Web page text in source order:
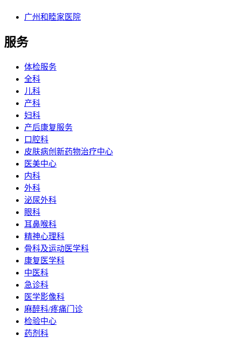
广州和睦家医院
服务
体检服务
全科
儿科
产科
妇科
产后康复服务
口腔科
皮肤病创新药物治疗中心
医美中心
内科
外科
泌尿外科
眼科
耳鼻喉科
精神心理科
骨科及运动医学科
康复医学科
中医科
急诊科
医学影像科
麻醉科/疼痛门诊
检验中心
药剂科